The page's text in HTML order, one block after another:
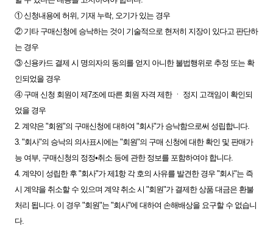
① 신청내용에 허위, 기재 누락, 오기가 있는 경우
② 기타 구매신청에 승낙하는 것이 기술적으로 현저히 지장이 있다고 판단하
는 경우
③ 신용카드 결제 시 명의자의 동의를 얻지 아니한 불법행위로 추정 또는 확
인되었을 경우
④ 구매 신청 회원이 제7조에 따른 회원 자격 제한 ㆍ 정지 고객임이 확인되
었을 경우
2. 계약은 "회원"의 구매신청에 대하여 "회사"가 승낙함으로써 성립합니다.
3. "회사"의 승낙의 의사표시에는 "회원"의 구매 신청에 대한 확인 및 판매가
능 여부, 구매신청의 정정•취소 등에 관한 정보를 포함하여야 합니다.
4. 계약이 성립한 후 "회사"가 제1항 각 호의 사유를 발견한 경우 "회사"는 즉
시 계약을 취소할 수 있으며 계약 취소 시 "회원"가 결제한 상품 대금은 환불
처리 됩니다. 이 경우 "회원"는 "회사"에 대하여 손해배상을 요구할 수 없습니
다.